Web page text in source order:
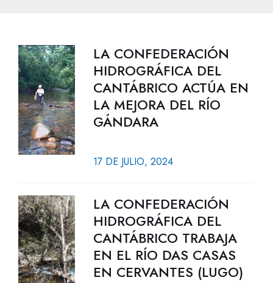
LA CONFEDERACIÓN
HIDROGRÁFICA DEL
CANTÁBRICO ACTÚA EN
LA MEJORA DEL RÍO
GÁNDARA
17 DE JULIO, 2024
LA CONFEDERACIÓN
HIDROGRÁFICA DEL
CANTÁBRICO TRABAJA
EN EL RÍO DAS CASAS
EN CERVANTES (LUGO)